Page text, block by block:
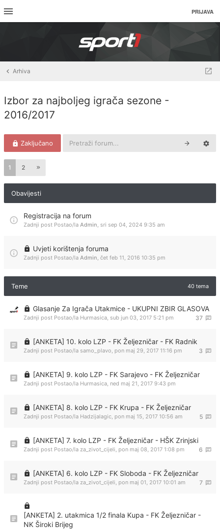
PRIJAVA
Arhiva
Izbor za najboljeg igrača sezone -
2016/2017
Zaključano
1 2
Obavijesti
Registracija na forum
Zadnji post Postao/la Admin, sri sep 04, 2024 9:35 am
Uvjeti korištenja foruma
Zadnji post Postao/la Admin, čet feb 11, 2016 10:35 pm
Teme 40 tema
Glasanje Za Igrača Utakmice - UKUPNI ZBIR GLASOVA
37
Zadnji post Postao/la Hurmasica, sub jun 03, 2017 5:21 pm
[ANKETA] 10. kolo LZP - FK Željezničar - FK Radnik
3
Zadnji post Postao/la samo_plavo, pon maj 29, 2017 11:16 pm
[ANKETA] 9. kolo LZP - FK Sarajevo - FK Željezničar
Zadnji post Postao/la Hurmasica, ned maj 21, 2017 9:43 pm
[ANKETA] 8. kolo LZP - FK Krupa - FK Željezničar
5
Zadnji post Postao/la Hadzijalagic, pon maj 15, 2017 10:56 am
[ANKETA] 7. kolo LZP - FK Željezničar - HŠK Zrinjski
6
Zadnji post Postao/la za_zivot_cijeli, pon maj 08, 2017 1:08 pm
[ANKETA] 6. kolo LZP - FK Sloboda - FK Željezničar
7
Zadnji post Postao/la za_zivot_cijeli, pon maj 01, 2017 10:01 am
[ANKETA] 2. utakmica 1/2 finala Kupa - FK Željezničar -
NK Široki Brijeg